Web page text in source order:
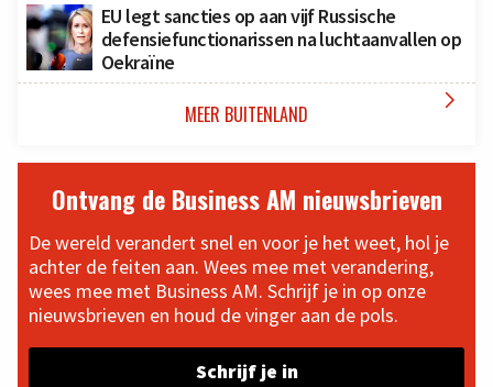
EU legt sancties op aan vijf Russische
defensiefunctionarissen na luchtaanvallen op
Oekraïne
MEER BUITENLAND 
Ontvang de Business AM nieuwsbrieven
De wereld verandert snel en voor je het weet, hol je
achter de feiten aan. Wees mee met verandering,
wees mee met Business AM. Schrijf je in op onze
nieuwsbrieven en houd de vinger aan de pols.
Schrijf je in